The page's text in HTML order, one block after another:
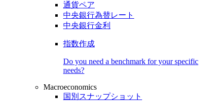
通貨ペア
中央銀行為替レート
中央銀行金利
指数作成
Do you need a benchmark for your specific
needs?
Macroeconomics
国別スナップショット